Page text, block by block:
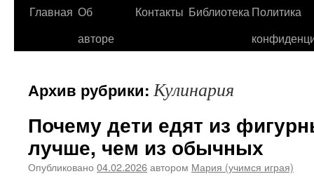
Перейти
Главная Об
авторе
Контакты Библиотека Политика
Архив рубрики:Кулинария
Почему дети едят из
лучше, чем из обычных
Опубликовано 04.02.2026автором Мария (учимся играя)